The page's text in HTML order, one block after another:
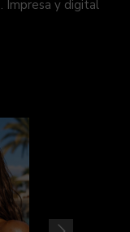
Impresa y digital